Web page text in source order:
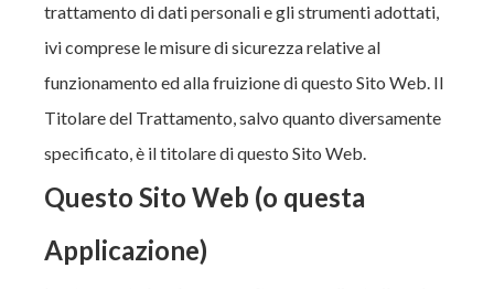
trattamento di dati personali e gli strumenti adottati,
ivi comprese le misure di sicurezza relative al
funzionamento ed alla fruizione di questo Sito Web. Il
Titolare del Trattamento, salvo quanto diversamente
specificato, è il titolare di questo Sito Web.
Questo Sito Web (o questa
Applicazione)